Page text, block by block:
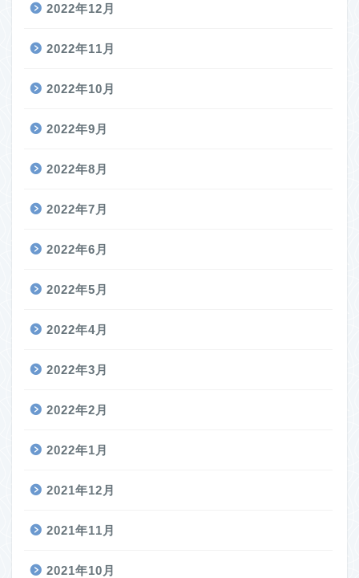
2022年12月
2022年11月
2022年10月
2022年9月
2022年8月
2022年7月
2022年6月
2022年5月
2022年4月
2022年3月
2022年2月
2022年1月
2021年12月
2021年11月
2021年10月